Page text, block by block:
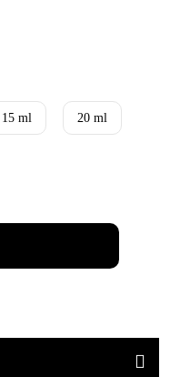
15 ml 20 ml